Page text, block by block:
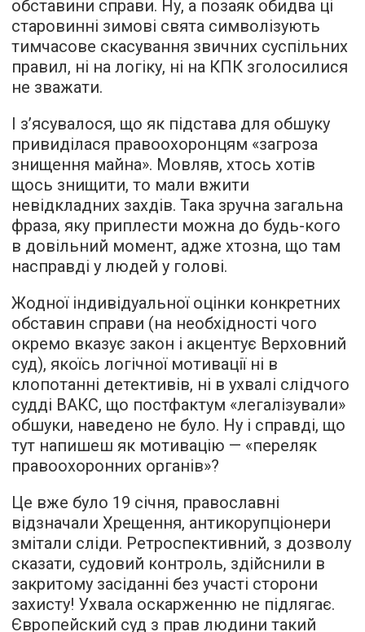
обставини справи. Ну, а позаяк обидва ці
старовинні зимові свята символізують
тимчасове скасування звичних суспільних
правил, ні на логіку, ні на КПК зголосилися
не зважати.
І з’ясувалося, що як підстава для обшуку
привиділася правоохоронцям «загроза
знищення майна». Мовляв, хтось хотів
щось знищити, то мали вжити
невідкладних захдів. Така зручна загальна
фраза, яку приплести можна до будь-кого
в довільний момент, адже хтозна, що там
насправді у людей у голові.
Жодної індивідуальної оцінки конкретних
обставин справи (на необхідності чого
окремо вказує закон і акцентує Верховний
суд), якоїсь логічної мотивації ні в
клопотанні детективів, ні в ухвалі слідчого
судді ВАКС, що постфактум «легалізували»
обшуки, наведено не було. Ну і справді, що
тут напишеш як мотивацію — «переляк
правоохоронних органів»?
Це вже було 19 січня, православні
відзначали Хрещення, антикорупціонери
змітали сліди. Ретроспективний, з дозволу
сказати, судовий контроль, здійснили в
закритому засіданні без участі сторони
захисту! Ухвала оскарженню не підлягає.
Європейский суд з прав людини такий